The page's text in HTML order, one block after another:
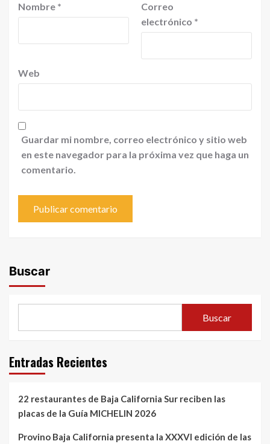
Nombre *
Correo
electrónico *
Web
Guardar mi nombre, correo electrónico y sitio web
en este navegador para la próxima vez que haga un
comentario.
Buscar
Buscar
Entradas Recientes
22 restaurantes de Baja California Sur reciben las
placas de la Guía MICHELIN 2026
Provino Baja California presenta la XXXVI edición de las